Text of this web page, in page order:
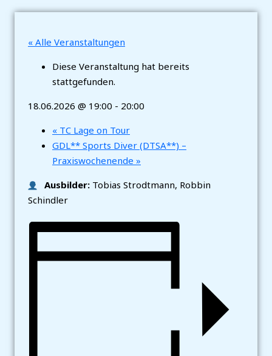
« Alle Veranstaltungen
Diese Veranstaltung hat bereits
stattgefunden.
18.06.2026 @ 19:00 - 20:00
« TC Lage on Tour
GDL** Sports Diver (DTSA**) –
Praxiswochenende »
Ausbilder:Tobias Strodtmann, Robbin
Schindler